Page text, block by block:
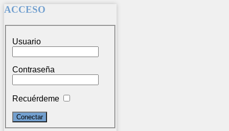
ACCESO
Usuario
Contraseña
Recuérdeme